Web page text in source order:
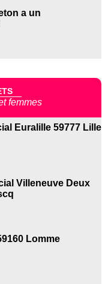
a un
femmes
Euralille 59777 Lille
Villeneuve Deux
Lomme